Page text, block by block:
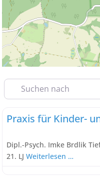
Suchen nach
Tiefenpsychologisch fundierte
Praxis für Kinder-
Dipl.-Psych. Imke Brdlik
21. LJ Weiterlesen …